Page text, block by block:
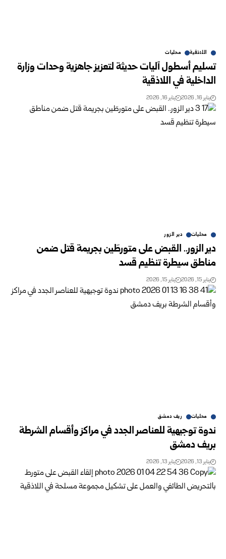
اللاذقية محليات
تسليم أسطول آليات حديثة لتعزيز جاهزية وحدات وزارة
الداخلية في اللاذقية
يناير 16, 2026 يناير 16, 2026
محليات دير الزور
دير الزور.. القبض على متورطَين بجريمة قتل ضمن
مناطق سيطرة تنظيم قسد
يناير 15, 2026 يناير 15, 2026
محليات ريف دمشق
ندوة توجيهية للعناصر الجدد في مراكز وأقسام الشرطة
بريف دمشق
يناير 13, 2026 يناير 13, 2026